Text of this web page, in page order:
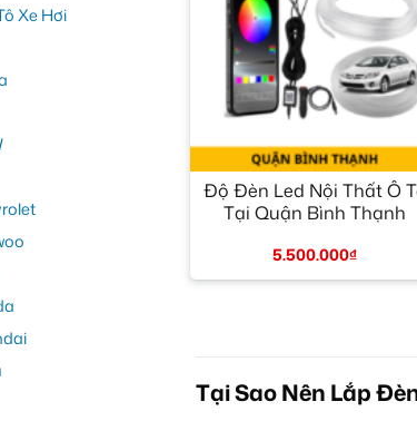
Xe Hơi
+
Độ Đèn Led Nội Thất Ô
Tại Quận Bình Thạnh
5.500.000₫
Tại Sao Nên Lắp